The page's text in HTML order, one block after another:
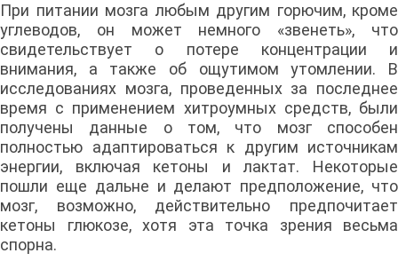
При питании мозга любым другим горючим, кроме
углеводов, он может немного «звенеть», что
свидетельствует о потере концентрации и
внимания, а также об ощутимом утомлении. В
исследованиях мозга, проведенных за последнее
время с применением хитроумных средств, были
получены данные о том, что мозг способен
полностью адаптироваться к другим источникам
энергии, включая кетоны и лактат. Некоторые
пошли еще дальне и делают предположение, что
мозг, возможно, действительно предпочитает
кетоны глюкозе, хотя эта точка зрения весьма
спорна.